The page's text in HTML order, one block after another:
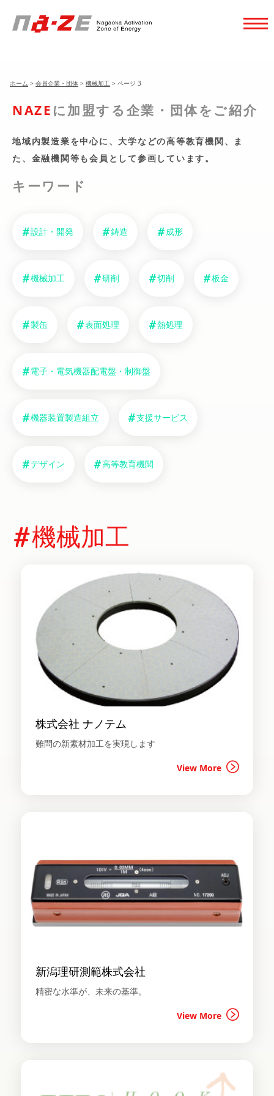
ホーム > 会員企業・団体 > 機械加工 > ページ 3
NAZE に加盟する企業・団体をご紹介
地域内製造業を中心に、大学などの高等教育機関、 ま
た、金融機関等も会員として参画しています。
キーワード
設計・開発 鋳造 成形
機械加工 研削 切削 板金
製缶 表面処理 熱処理
電子・電気機器配電盤・制御盤
機器装置製造組立 支援サービス
デザイン 高等教育機関
機械加工
株式会社 ナノテム
難問の新素材加工を実現します
View More
新潟理研測範株式会社
精密な水準が、未来の基準。
View More